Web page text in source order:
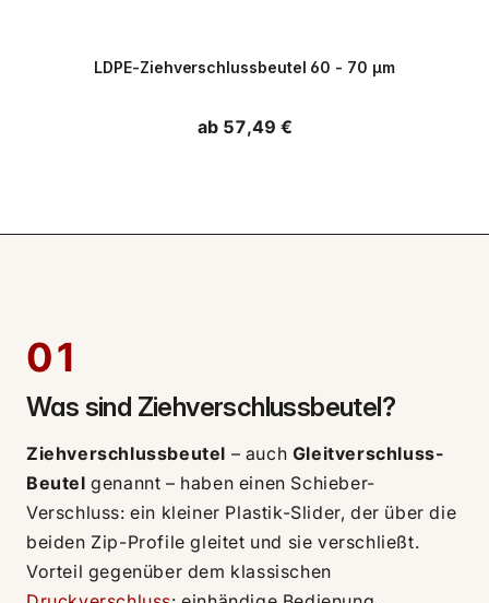
LDPE-Ziehverschlussbeutel 60 - 70 µm
Normaler Preis
ab 57,49 €
01
Was sind Ziehverschlussbeutel?
Ziehverschlussbeutel – auch Gleitverschluss-
Beutel genannt – haben einen Schieber-
Verschluss: ein kleiner Plastik-Slider, der über die
beiden Zip-Profile gleitet und sie verschließt.
Vorteil gegenüber dem klassischen